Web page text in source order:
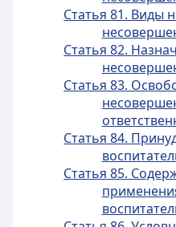
Статья 81. Виды
Статья 82.
Статья 83.
Статья 84.
Статья 85.